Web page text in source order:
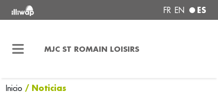
FR EN ES
MJC ST ROMAIN LOISIRS
Inicio / Noticias